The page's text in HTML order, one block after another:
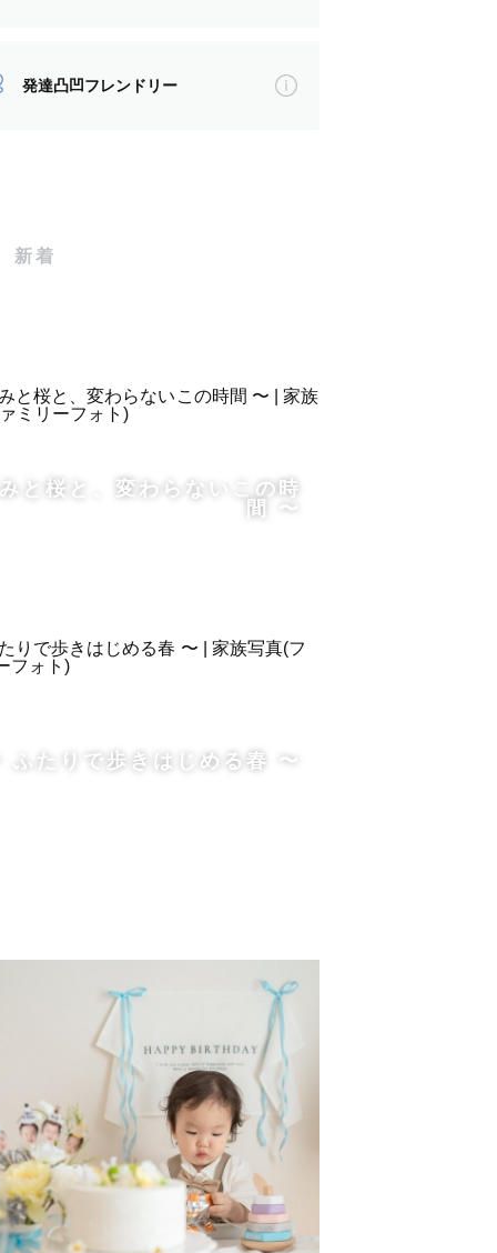
います。
トからお問合せください。
スケジュールによっては伺う事
発達凸凹フレンドリー
新着
と桜と、変わらないこの時
間 〜
ふたりで歩きはじめる春 〜